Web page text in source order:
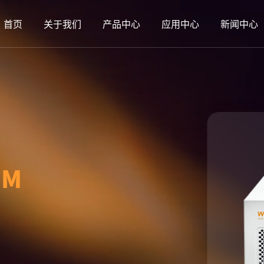
首页 关于我们 产品中心 应用中心 新闻中心